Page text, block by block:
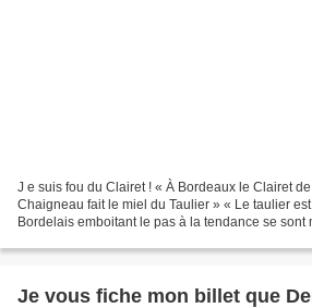
J e suis fou du Clairet ! « À Bordeaux le Clairet
Chaigneau fait le miel du Taulier » « Le taulier
Bordelais emboitant le pas à la tendance se sont
Je vous fiche mon billet que